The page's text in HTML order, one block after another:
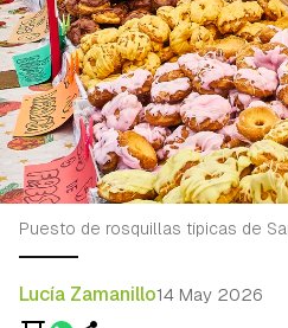
Puesto de rosquillas típicas de
Lucía Zamanillo14 May 2026